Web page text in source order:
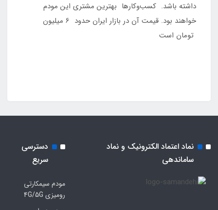
داشته باشد. کسب‌وکارها بهترین مشتری این مودم
خواهند بود. قیمت آن در بازار ایران حدود 6 میلیون
تومان است
نماد اعتماد الکترونیک و نماد
ساماندهی
دسترسی
سریع
مودم سیمکارتی
رومیزی 4G/5G